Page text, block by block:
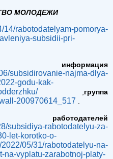
МОЛОДЕЖИ
14/rabotodatelyam-pomorya-
subsidii-pri-
subsidirovanie-najma-dlya-
godu-kak-
группа
200970614_517
subsidiya-rabotodatelyu-za-
let-korotko-o-
2022/05/31/rabotodatelyu-na-
na-vyplatu-zarabotnoj-platy-